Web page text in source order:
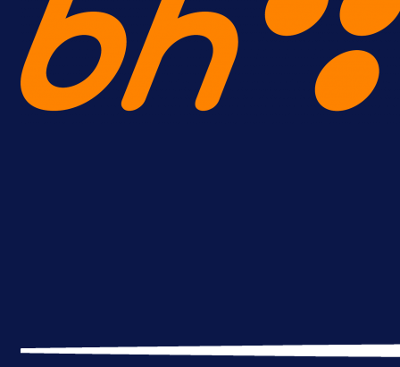
Premijer liga BiH
Željo uprkos svim problemima